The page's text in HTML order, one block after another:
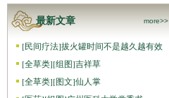
最新文章 more>>
[民间疗法]拔火罐时间不是越久越有效
[全草类][组图]吉祥草
[全草类][图文]仙人掌